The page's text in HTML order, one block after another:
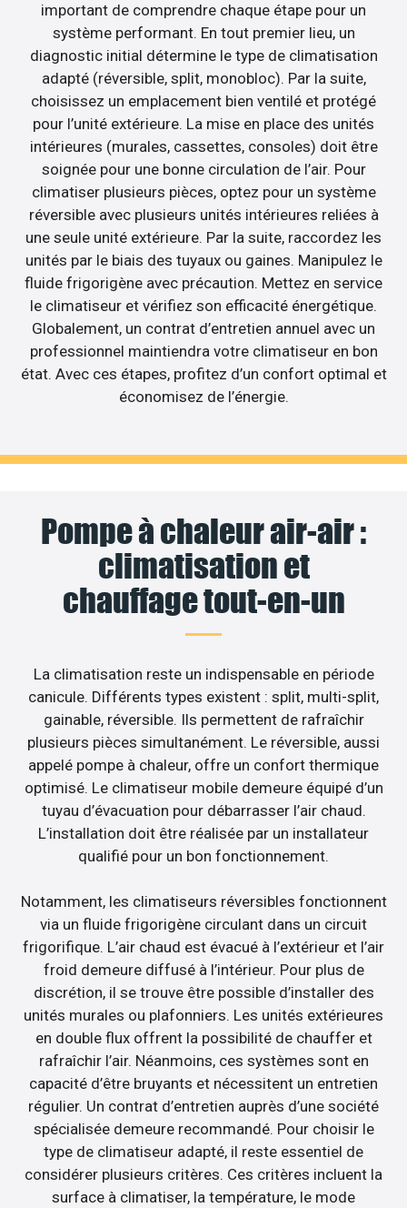
important de comprendre chaque étape pour un
système performant. En tout premier lieu, un
diagnostic initial détermine le type de climatisation
adapté (réversible, split, monobloc). Par la suite,
choisissez un emplacement bien ventilé et protégé
pour l’unité extérieure. La mise en place des unités
intérieures (murales, cassettes, consoles) doit être
soignée pour une bonne circulation de l’air. Pour
climatiser plusieurs pièces, optez pour un système
réversible avec plusieurs unités intérieures reliées à
une seule unité extérieure. Par la suite, raccordez les
unités par le biais des tuyaux ou gaines. Manipulez le
fluide frigorigène avec précaution. Mettez en service
le climatiseur et vérifiez son efficacité énergétique.
Globalement, un contrat d’entretien annuel avec un
professionnel maintiendra votre climatiseur en bon
état. Avec ces étapes, profitez d’un confort optimal et
économisez de l’énergie.
Pompe à chaleur air-air :
climatisation et
chauffage tout-en-un
La climatisation reste un indispensable en période
canicule. Différents types existent : split, multi-split,
gainable, réversible. Ils permettent de rafraîchir
plusieurs pièces simultanément. Le réversible, aussi
appelé pompe à chaleur, offre un confort thermique
optimisé. Le climatiseur mobile demeure équipé d’un
tuyau d’évacuation pour débarrasser l’air chaud.
L’installation doit être réalisée par un installateur
qualifié pour un bon fonctionnement.
Notamment, les climatiseurs réversibles fonctionnent
via un fluide frigorigène circulant dans un circuit
frigorifique. L’air chaud est évacué à l’extérieur et l’air
froid demeure diffusé à l’intérieur. Pour plus de
discrétion, il se trouve être possible d’installer des
unités murales ou plafonniers. Les unités extérieures
en double flux offrent la possibilité de chauffer et
rafraîchir l’air. Néanmoins, ces systèmes sont en
capacité d’être bruyants et nécessitent un entretien
régulier. Un contrat d’entretien auprès d’une société
spécialisée demeure recommandé. Pour choisir le
type de climatiseur adapté, il reste essentiel de
considérer plusieurs critères. Ces critères incluent la
surface à climatiser, la température, le mode